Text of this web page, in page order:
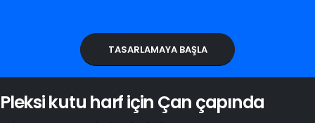
TASARLAMAYA BAŞLA
Pleksi kutu harf için Çan çapında